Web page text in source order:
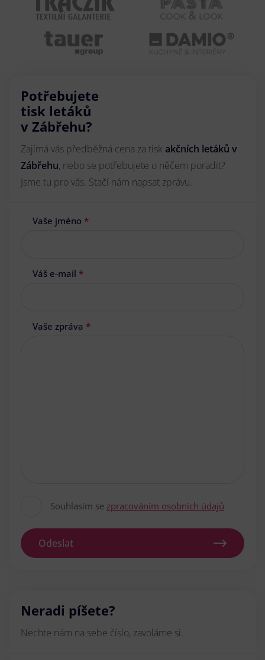
Potřebujete
tisk letáků
v Zábřehu?
Zajímá vás předběžná cena za tisk akčních letáků v
Zábřehu, nebo se potřebujete o něčem poradit?
Jsme tu pro vás. Stačí nám napsat zprávu.
Vaše jméno *
Váš e-mail *
Vaše zpráva *
Souhlasím se zpracováním osobních údajů
Odeslat
Neradi píšete?
Nechte nám na sebe číslo, zavoláme si.